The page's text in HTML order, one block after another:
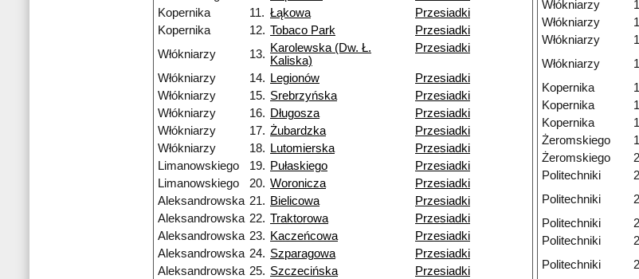
Kopernika
11. Łąkowa
Przesiadki
Kopernika
12. Tobaco Park
Przesiadki
Włókniarzy
13. Karolewska (Dw. Ł.
Kaliska)
Przesiadki
Włókniarzy 14. Legionów
Przesiadki
Włókniarzy
15. Srebrzyńska
Przesiadki
Włókniarzy
16. Długosza
Przesiadki
Włókniarzy
17. Żubardzka
Przesiadki
Włókniarzy
18. Lutomierska
Przesiadki
Limanowskiego
19. Pułaskiego
Przesiadki
Limanowskiego
20. Woronicza
Przesiadki
Aleksandrowska 21. Bielicowa
Przesiadki
Aleksandrowska 22. Traktorowa
Przesiadki
Aleksandrowska 23. Kaczeńcowa
Przesiadki
Aleksandrowska 24. Szparagowa
Przesiadki
Aleksandrowska 25. Szczecińska
Przesiadki
Włókniarzy
Włókniarzy
Włókniarzy
Włókniarzy
Kopernika
Kopernika
Kopernika
Żeromskiego
Żeromskiego
Politechniki
Politechniki
Politechniki
Politechniki
Politechniki